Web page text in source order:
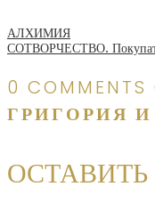
по
АЛХИМИЯ
СОТВОРЧЕСТВО.
0 COMMENTS
ГРИГОРИЯ